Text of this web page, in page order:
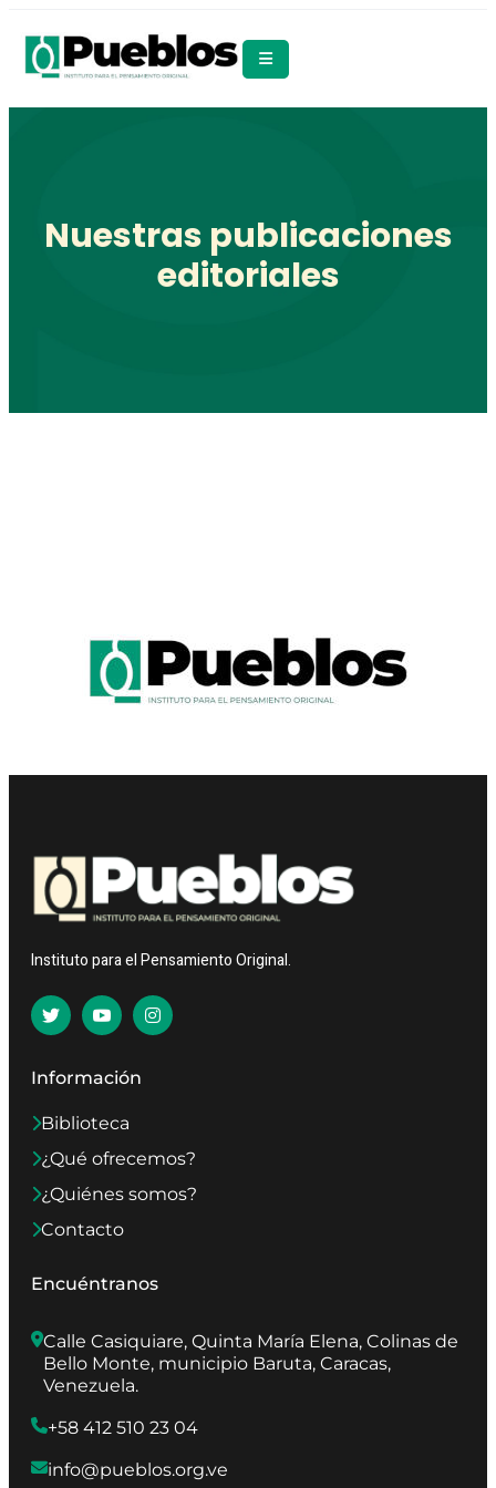
Nuestras publicaciones
editoriales
Instituto para el Pensamiento Original.
Información
Biblioteca
¿Qué ofrecemos?
¿Quiénes somos?
Contacto
Encuéntranos
Calle Casiquiare, Quinta María Elena, Colinas de
Bello Monte, municipio Baruta, Caracas,
Venezuela.
+58 412 510 23 04
info@pueblos.org.ve